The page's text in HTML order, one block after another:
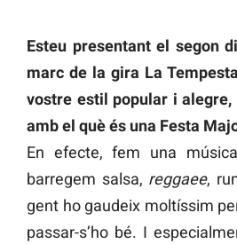
Esteu presentant el segon
marc de la gira La
vostre estil popular i alegre,
amb el què és una Festa
En efecte, fem una
barregem salsa, reggaee,
gent ho gaudeix moltíssim
passar-s’ho bé. I